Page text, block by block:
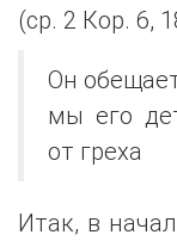
(ср. 2 Кор. 6,
Он
мы его
от греха
Итак, в